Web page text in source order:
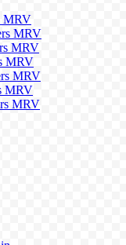
MRV
MRV
MRV
MRV
MRV
MRV
MRV